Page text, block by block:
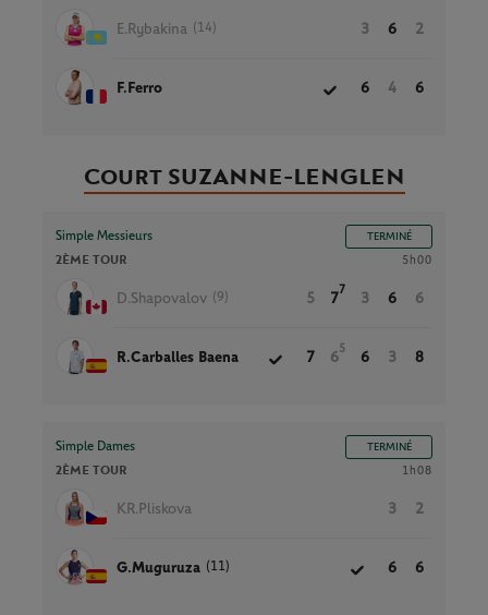
E.Rybakina (14) 3 6 2
F.Ferro 6 4 6
Court SUZANNE-LENGLEN
Simple Messieurs TERMINÉ
2ÈME TOUR 5h00
D.Shapovalov (9) 5 7
7
3 6 6
R.Carballes Baena 7 6
5
6 3 8
Simple Dames TERMINÉ
2ÈME TOUR 1h08
KR.Pliskova 3 2
G.Muguruza (11) 6 6